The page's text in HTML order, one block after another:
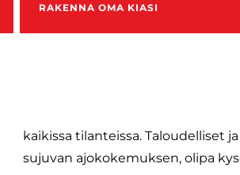
RAKENNA OMA KIASI
kaikissa tilanteissa. Taloudelliset
sujuvan ajokokemuksen, olipa